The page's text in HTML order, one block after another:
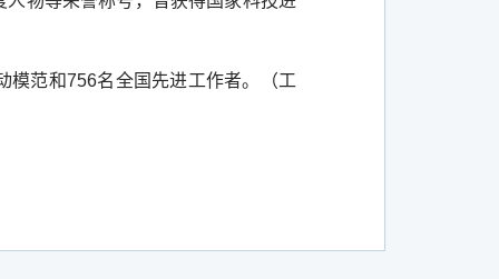
模范和756名全国先进工作者。（工